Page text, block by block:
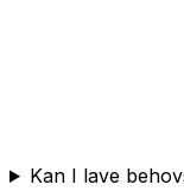
Kan I lave